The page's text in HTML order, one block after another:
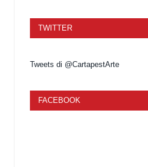
TWITTER
Tweets di @CartapestArte
FACEBOOK